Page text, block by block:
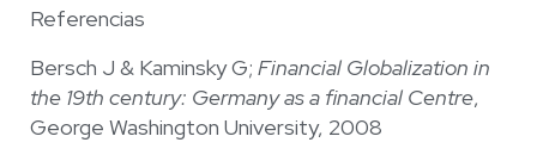
Referencias
Bersch J & Kaminsky G; Financial Globalization in
the 19th century: Germany as a financial Centre,
George Washington University, 2008